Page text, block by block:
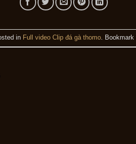
in Full video Clip đá gà thomo. Bookmark